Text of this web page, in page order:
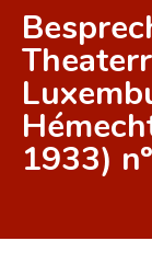
DE FR
Home
Autor(inn)en
Erweiterte
1933)